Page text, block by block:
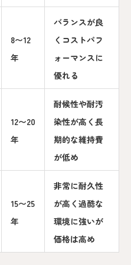
8〜12
年
バランスが良
くコストパフ
ォーマンスに
優れる
12〜20
年
耐候性や耐汚
染性が高く長
期的な維持費
が低め
15〜25
年
非常に耐久性
が高く過酷な
環境に強いが
価格は高め